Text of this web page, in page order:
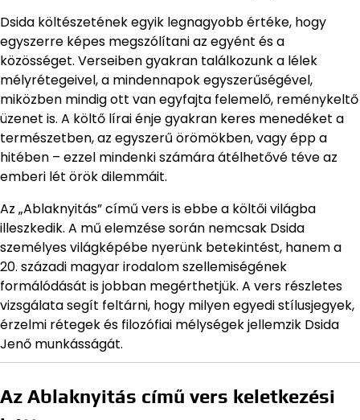
Dsida költészetének egyik legnagyobb értéke, hogy
egyszerre képes megszólítani az egyént és a
közösséget. Verseiben gyakran találkozunk a lélek
mélyrétegeivel, a mindennapok egyszerűségével,
miközben mindig ott van egyfajta felemelő, reménykeltő
üzenet is. A költő lírai énje gyakran keres menedéket a
természetben, az egyszerű örömökben, vagy épp a
hitében – ezzel mindenki számára átélhetővé téve az
emberi lét örök dilemmáit.
Az „Ablaknyitás” című vers is ebbe a költői világba
illeszkedik. A mű elemzése során nemcsak Dsida
személyes világképébe nyerünk betekintést, hanem a
20. századi magyar irodalom szellemiségének
formálódását is jobban megérthetjük. A vers részletes
vizsgálata segít feltárni, hogy milyen egyedi stílusjegyek,
érzelmi rétegek és filozófiai mélységek jellemzik Dsida
Jenő munkásságát.
Az Ablaknyitás című vers keletkezési